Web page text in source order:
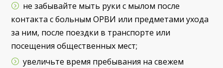
не забывайте мыть руки с мылом после
контакта с больным ОРВИ или предметами ухода
за ним, после поездки в транспорте или
посещения общественных мест;
увеличьте время пребывания на свежем